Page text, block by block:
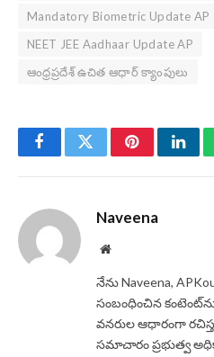
Mandatory Biometric Update AP
NEET JEE Aadhaar Update AP
ఆంధ్రప్రదేశ్ ఉచిత ఆధార్ క్యాంపులు
FacebookTwitterPinterest
Naveena
Website
నేను Naveena,
సంబంధించిన
వనరుల ఆధారంగా
సమాచారం ప్రభుత్వ